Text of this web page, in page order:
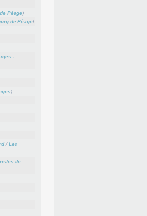
Péage)
de Péage)
-
)
/Les
de